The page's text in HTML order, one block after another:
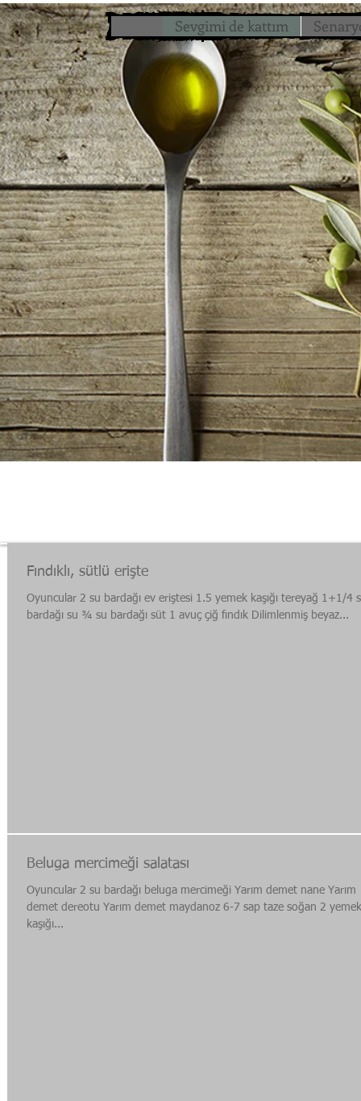
Sevgimi de kattım
Başlık. Bana çift
Sevgimi
Fındıklı, sütlü erişte
Oyuncular 2 su bardağı ev eriştesi 1.5 yemek kaşığı tereyağ 1+1/4
bardağı su ¾ su bardağı süt 1 avuç çiğ fındık Dilimlenmiş beyaz...
Beluga mercimeği salatası
Oyuncular 2 su bardağı beluga mercimeği Yarım demet nane Yarım
demet dereotu Yarım demet maydanoz 6-7 sap taze soğan 2 yemek
kaşığı...